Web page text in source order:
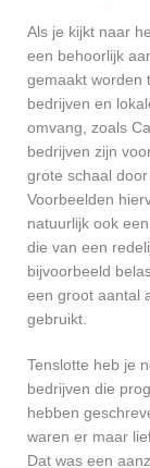
Als je kijkt naar
een behoorlijk
gemaakt worden
bedrijven en
omvang, zoals
bedrijven zijn
grote schaal
Voorbeelden
natuurlijk ook
die van een
bijvoorbeeld
een groot aantal
gebruikt.
Tenslotte heb je
bedrijven die
hebben
waren er maar
Dat was een